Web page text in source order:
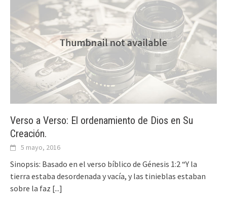
Verso a Verso: El ordenamiento de Dios en Su
Creación.
5 mayo, 2016
Sinopsis: Basado en el verso bíblico de Génesis 1:2 “Y la
tierra estaba desordenada y vacía, y las tinieblas estaban
sobre la faz [...]